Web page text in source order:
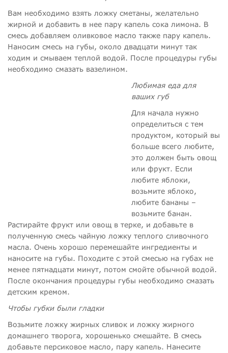
Вам необходимо взять ложку сметаны, желательно
жирной и добавить в нее пару капель сока лимона. В
смесь добавляем оливковое масло также пару капель.
Наносим смесь на губы, около двадцати минут так
ходим и смываем теплой водой. После процедуры губы
необходимо смазать вазелином.
Любимая еда для
ваших губ
Для начала нужно
определиться с тем
продуктом, который вы
больше всего любите,
это должен быть овощ
или фрукт. Если
любите яблоки,
возьмите яблоко,
любите бананы –
возьмите банан.
Растирайте фрукт или овощ в терке, и добавьте в
полученную смесь чайную ложку теплого сливочного
масла. Очень хорошо перемешайте ингредиенты и
наносите на губы. Походите с этой смесью на губах не
менее пятнадцати минут, потом смойте обычной водой.
После окончания процедуры губы необходимо смазать
детским кремом.
Чтобы губки были гладки
Возьмите ложку жирных сливок и ложку жирного
домашнего творога, хорошенько смешайте. В смесь
добавьте персиковое масло, пару капель. Нанесите